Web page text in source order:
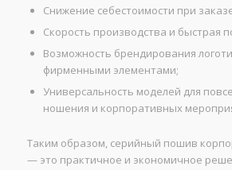
Снижение себестоимости при
Скорость производства и быстрая
Возможность брендирования
фирменными элементами;
Универсальность моделей для
ношения и корпоративных
Таким образом, серийный пошив
— это практичное и экономичное